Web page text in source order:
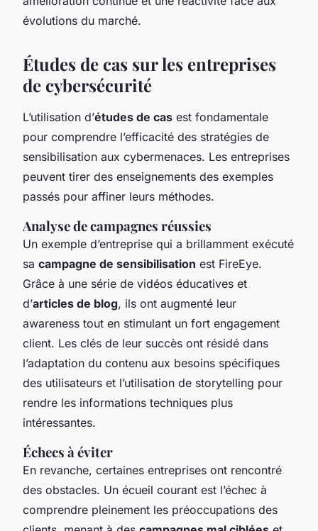
évolutions du marché.
Études de cas sur les entreprises
de cybersécurité
L’utilisation d’études de cas est fondamentale
pour comprendre l’efficacité des stratégies de
sensibilisation aux cybermenaces. Les entreprises
peuvent tirer des enseignements des exemples
passés pour affiner leurs méthodes.
Analyse de campagnes réussies
Un exemple d’entreprise qui a brillamment exécuté
sa campagne de sensibilisation est FireEye.
Grâce à une série de vidéos éducatives et
d’articles de blog, ils ont augmenté leur
awareness tout en stimulant un fort engagement
client. Les clés de leur succès ont résidé dans
l’adaptation du contenu aux besoins spécifiques
des utilisateurs et l’utilisation de storytelling pour
rendre les informations techniques plus
intéressantes.
Échecs à éviter
En revanche, certaines entreprises ont rencontré
des obstacles. Un écueil courant est l’échec à
comprendre pleinement les préoccupations des